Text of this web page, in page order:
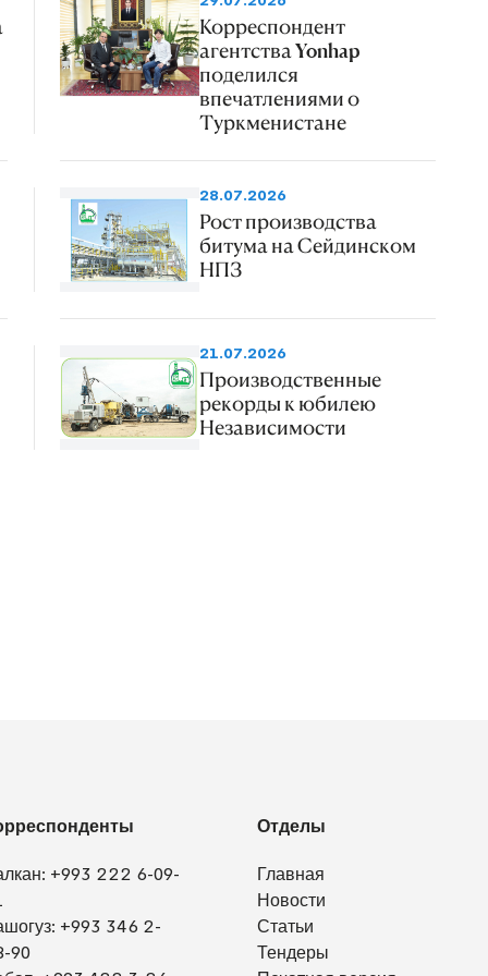
Корреспондент
агентства Yonhap
поделился
впечатлениями о
Туркменистане
28.07.2026
Рост производства
битума на Сейдинском
НПЗ
21.07.2026
Производственные
рекорды к юбилею
Независимости
+993 222 6-09-
+993 346 2-
90
Отделы
Главная
Новости
Статьи
Тендеры